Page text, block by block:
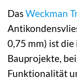
DasWeckman
0,75 mm) ist
Bauprojekte,
Funktionalität